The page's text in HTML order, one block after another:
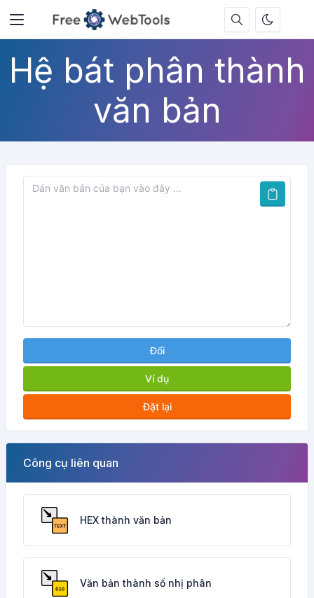
Hệ bát phân thành
văn bản
Đổi
Ví dụ
Đặt lại
Công cụ liên quan
HEX thành văn bản
Văn bản thành số nhị phân